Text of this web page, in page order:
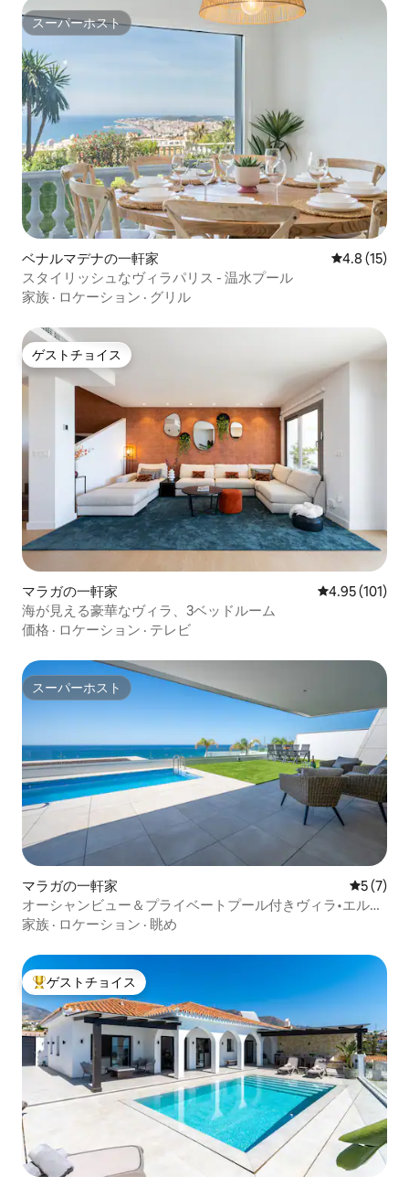
スーパーホスト
スーパーホスト
ベナルマデナの一軒家 レビュー15
4.8 (15)
スタイリッシュなヴィラパリス - 温水プール
家族 · ロケーション · グリル
ゲストチョイス
ゲストチョイス
マラガの一軒家 レビュー101
4.95 (101)
海が見える豪華なヴィラ、3ベッドルーム
価格 · ロケーション · テレビ
スーパーホスト
スーパーホスト
マラガの一軒家 レビュー
5 (7)
オーシャンビュー＆プライベートプール付きヴィラ•エルチ
ャパラル
家族 · ロケーション · 眺め
大好評のゲストチョイスです。
ゲストチョイス